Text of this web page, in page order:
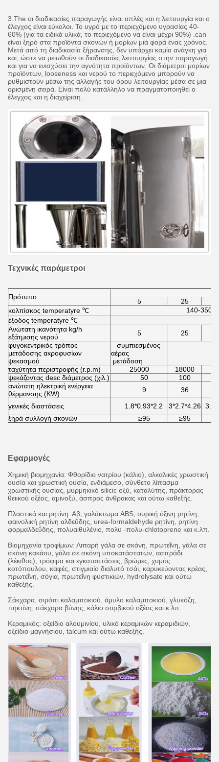
3.The οι διαδικασίες παραγωγής είναι απλές και η λειτουργία και ο
έλεγχος είναι εύκολοι. Το υγρό με το περιεχόμενο υγρασίας 40-
60% (για τα ειδικά υλικά, το περιεχόμενο να είναι μέχρι 90%) .can
είναι ξηρό στα προϊόντα σκονών ή μορίων μιά φορά ένας χρόνος.
Μετά από τη διαδικασία ξήρανσης, δεν υπάρχει καμία ανάγκη για
και, ώστε να μειωθούν οι διαδικασίες λειτουργίας στην παραγωγή
και για να ενισχύσει την αγνότητα προϊόντων. Οι διάμετροι μορίων
προϊόντων, looseness και νερού το περιεχόμενο μπορούν να
ρυθμιστούν μέσω της αλλαγής του όρου λειτουργίας μέσα σε μια
ορισμένη σειρά. Είναι πολύ κατάλληλο να πραγματοποιηθεί ο
έλεγχος και η διαχείριση.
Τεχνικές παράμετροι
Πρότυπο
5 25
κολπίσκος temperatyre ℃
140-350
έξοδος temperatyre ℃
Ανώτατη ικανότητα kg/h
εξάτμισης νερού
5 25
φυγοκεντρικός τρόπος
μετάδοσης ακροφυσίων
ψεκασμού
συμπιεσμένος
αέρας
μετάδοση
ταχύτητα περιστροφής (r.p.m)
25000 18000
ψεκάζοντας desc διάμετρος (χιλ.)
50 100
ανώτατη ηλεκτρική ενέργεια
θέρμανσης (KW)
9 36
γενικές διαστάσεις 1.8*0.93*2.2 3*2.7*4.26
ξηρά συλλογή σκονών
≥95 ≥95
Εφαρμογές
Χημική βιομηχανία: Φθορίδιο νατρίου (κάλιο), αλκαλικές χρωστική
ουσία και χρωστική ουσία, ενδιάμεσο, σύνθετο λίπασμα
χρωστικής ουσίας, μυρμηκικό silicic οξύ, καταλύτης, πράκτορας
θειικού οξέος, αμινοξύ, άσπρος άνθρακας και ούτω καθεξής.
Πλαστικά και ρητίνη: Αβ, γαλάκτωμα ABS, ουρική όξινη ρητίνη,
φαινολική ρητίνη αλδεΰδης, urea-formaldehyde ρητίνη, ρητίνη
φορμαλδεΰδης, πολυαιθυλένιο, πολυ -πολυ-chlotoprene και κ.λπ.
Βιομηχανία τροφίμων: Λιπαρή γάλα σε σκόνη, πρωτεΐνη, γάλα σε
σκόνη κακάου, γάλα σε σκόνη υποκατάστατων, ασπράδι
(λέκιθος), τρόφιμα και εγκαταστάσεις, βρώμες, χυμός
κοτόπουλου, καφές, στιγμιαίο διαλυτό τσάι, καρυκεύοντας κρέας,
πρωτεΐνη, σόγια, πρωτεΐνη φυστικιών, hydrolysate και ούτω
καθεξής.
Σάκχαρα, σιρόπι καλαμποκιού, άμυλο καλαμποκιού, γλυκόζη,
πηκτίνη, σάκχαρα βύνης, κάλιο σορβικού οξέος και κ.λπ.
Κεραμικός: οξείδιο αλουμινίου, υλικό κεραμικών κεραμιδιών,
οξείδιο μαγνήσιου, talcum και ούτω καθεξής.